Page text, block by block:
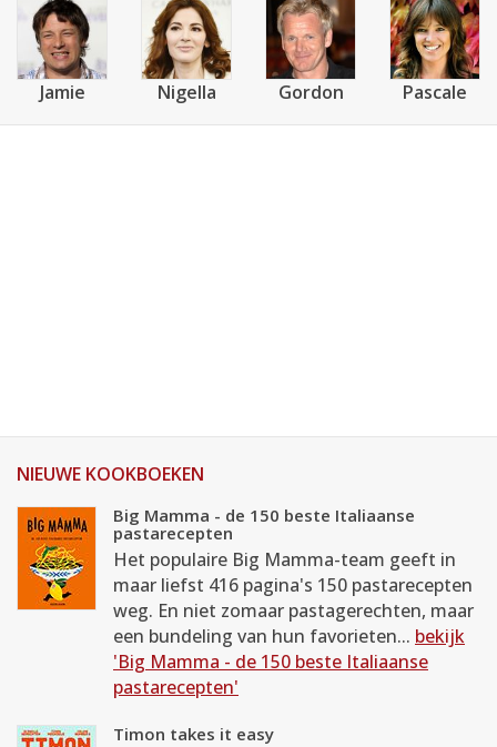
Jamie Nigella Gordon Pascale
NIEUWE KOOKBOEKEN
Big Mamma - de 150 beste Italiaanse
pastarecepten
Het populaire Big Mamma-team geeft in
maar liefst 416 pagina's 150 pastarecepten
weg. En niet zomaar pastagerechten, maar
een bundeling van hun favorieten... bekijk
'Big Mamma - de 150 beste Italiaanse
pastarecepten'
Timon takes it easy